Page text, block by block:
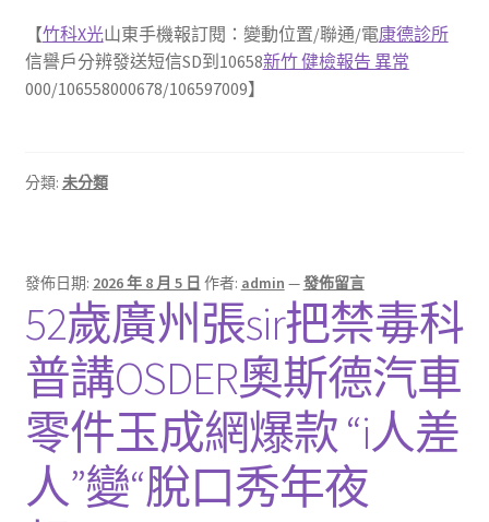
【竹科X光山東手機報訂閱：變動位置/聯通/電康德診所
信譽戶分辨發送短信SD到10658新竹 健檢報告 異常
000/106558000678/106597009】
分類: 未分類
發佈日期: 2026 年 8 月 5 日 作者: admin —發佈留言
52歲廣州張sir把禁毒科
普講OSDER奧斯德汽車
零件玉成網爆款 “i人差
人”變“脫口秀年夜